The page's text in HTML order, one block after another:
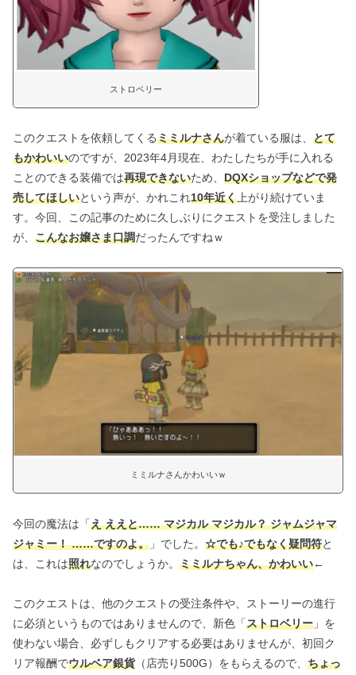
ストロベリー
このクエストを依頼してくるミミルナさんが着ている服は、 とて
もかわいいのですが、2023年4月現在、わたしたちが手に入れる
ことのできる装備では再現できないため、 DQXショップなどで発
売してほしいという声が、かれこれ10年近く 上がり続けていま
す。今回、この記事のために久しぶりにクエストを受注しました
が、 こんなお嬢さま口調だったんですねｗ
ミミルナさんかわいいｗ
今回の魔法は「え ええと…… マジカル マジカル？ ジャムジャマ
ジャミー！ ……ですのよ。 」でした。 ☆でも♪でもなく疑問符と
は、これは照れなのでしょうか。 ミミルナちゃん、かわいい←
このクエストは、他のクエストの受注条件や、ストーリーの進行
に必須というものではありませんので、新色「ストロベリー 」を
使わない場合、必ずしもクリアする必要はありませんが、初回ク
リア報酬でウルベア銀貨 （店売り500G）をもらえるので、 ちょっ